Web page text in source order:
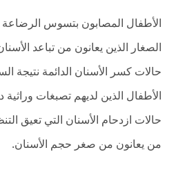
الأطفال المصابون بتسوس الرضاعة
الصغار الذين يعانون من تباعد
حالات كسر الأسنان الدائمة نتيجة
الأطفال الذين لديهم تصبغات وراثية
حالات ازدحام الأسنان التي تعيق
من يعانون من صغر حجم الأسنان.